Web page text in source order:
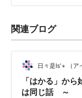
発しました。「意
理由を説明しても
■「学ばない」を
関連ブログ
日々是Is'+ （ア
「はかる」か
は同じ話 ～